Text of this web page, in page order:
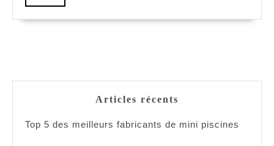
+
Articles récents
Top 5 des meilleurs fabricants de mini piscines